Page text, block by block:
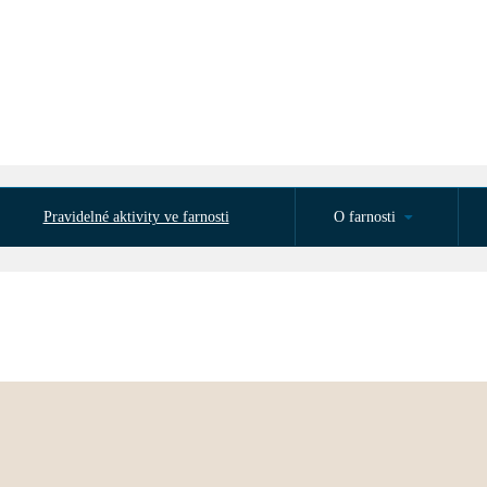
Pravidelné aktivity ve farnosti O farnosti